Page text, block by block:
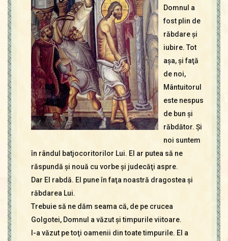
Domnul a
fost plin de
răbdare şi
iubire. Tot
aşa, şi faţă
de noi,
Mântuitorul
este nespus
de bun şi
răbdător. Şi
noi suntem
în rândul batjocoritorilor Lui. El ar putea să ne
răspundă şi nouă cu vorbe şi judecăţi aspre.
Dar El rabdă. El pune în faţa noastră dragostea şi
răbdarea Lui.
Trebuie să ne dăm seama că, de pe crucea
Golgotei, Domnul a văzut şi timpurile viitoare.
I-a văzut pe toţi oamenii din toate timpurile. El a